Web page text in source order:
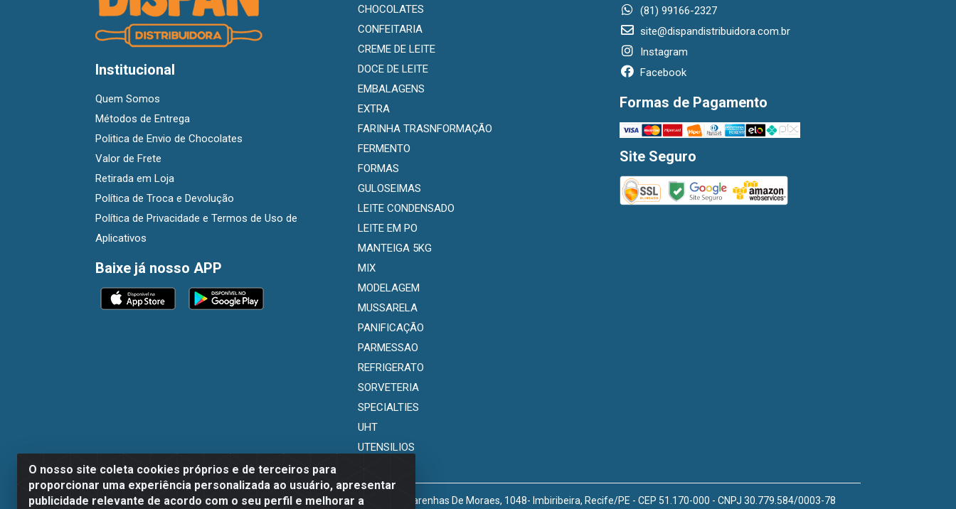
O nosso site coleta cookies próprios e de terceiros para
proporcionar uma experiência personalizada ao usuário, apresentar
publicidade relevante de acordo com o seu perfil e melhorar a
Institucional
Quem Somos
Métodos de Entrega
Politica de Envio de Chocolates
Valor de Frete
Retirada em Loja
Política de Troca e Devolução
Política de Privacidade e Termos de Uso de
Aplicativos
Baixe já nosso APP
CHOCOLATES
CONFEITARIA
CREME DE LEITE
DOCE DE LEITE
EMBALAGENS
EXTRA
FARINHA TRASNFORMAÇÃO
FERMENTO
FORMAS
GULOSEIMAS
LEITE CONDENSADO
LEITE EM PO
MANTEIGA 5KG
MIX
MODELAGEM
MUSSARELA
PANIFICAÇÃO
PARMESSAO
REFRIGERATO
SORVETERIA
SPECIALTIES
UHT
UTENSILIOS
(81) 99166-2327
site@dispandistribuidora.com.br
Instagram
Facebook
Formas de Pagamento
Site Seguro
Dispan Distribuidora de Alimentos LTDA - Avenida Marechal Mascarenhas De Moraes, 1048- Imbiribeira, Recife/PE - CEP 51.170-000 - CNPJ 30.779.584/0003-78